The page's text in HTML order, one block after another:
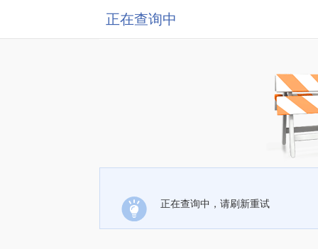
正在查询中
正在查询中，请刷新重试